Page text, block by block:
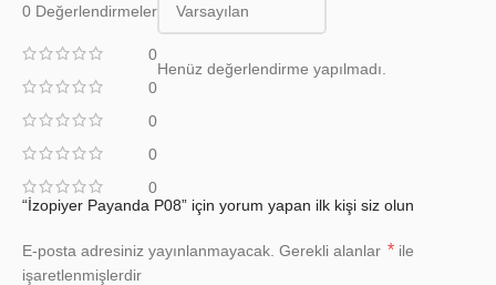
0 Değerlendirmeler
0
0
0
0
0
Henüz değerlendirme yapılmadı.
“İzopiyer Payanda P08” için yorum yapan ilk kişi siz olun
E-posta adresiniz yayınlanmayacak. Gerekli alanlar * ile
işaretlenmişlerdir